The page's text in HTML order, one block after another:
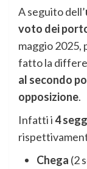
A seguito dell’
voto dei
maggio 2025,
fatto la
al secondo
opposizione.
Infatti i4
Chega (2